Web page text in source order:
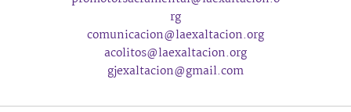
rg
comunicacion@laexaltacion.org
acolitos@laexaltacion.org
gjexaltacion@gmail.com